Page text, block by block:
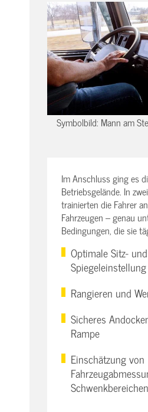
Symbolbild: Mann am
Im Anschluss ging es
Betriebsgelände. In
trainierten die Fahrer
Fahrzeugen – genau
Bedingungen, die sie
Optimale Sitz- und
Spiegeleinstellung
Rangieren und
Sicheres
Rampe
Einschätzung von
Schwenkbereichen